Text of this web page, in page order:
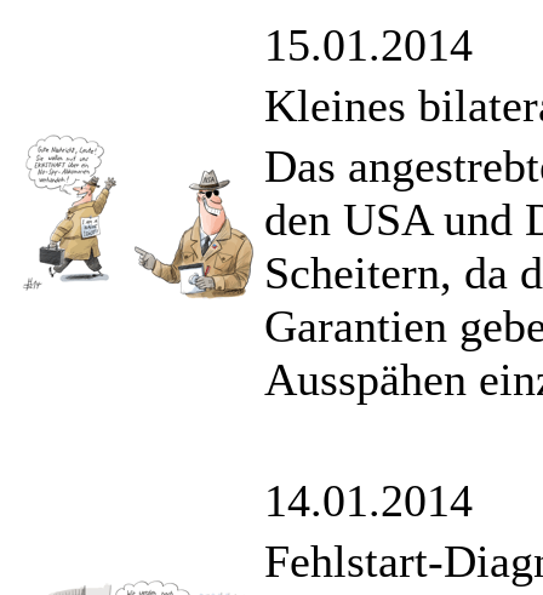
15.01.2014
Kleines
Das
den USA und
Scheitern, da
Garantien
Ausspähen
14.01.2014
Fehlstart-